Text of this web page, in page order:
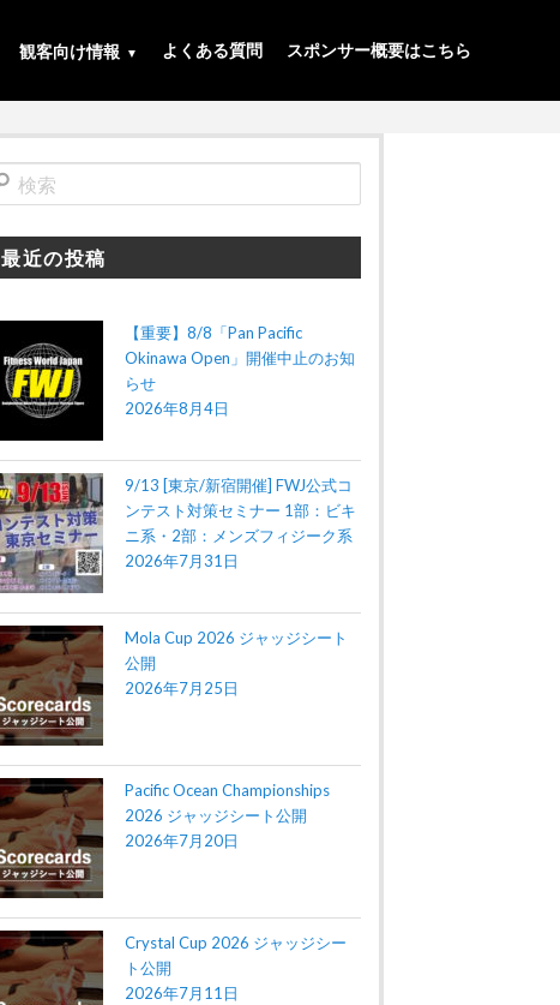
観客向け情報 よくある質問 スポンサー概要はこちら
最近の投稿
【重要】8/8「Pan Pacific
Okinawa Open」開催中止のお知
らせ
2026年8月4日
9/13 [東京/新宿開催] FWJ公式コ
ンテスト対策セミナー 1部：ビキ
ニ系・2部：メンズフィジーク系
2026年7月31日
Mola Cup 2026 ジャッジシート
公開
2026年7月25日
Pacific Ocean Championships
2026 ジャッジシート公開
2026年7月20日
Crystal Cup 2026 ジャッジシー
ト公開
2026年7月11日